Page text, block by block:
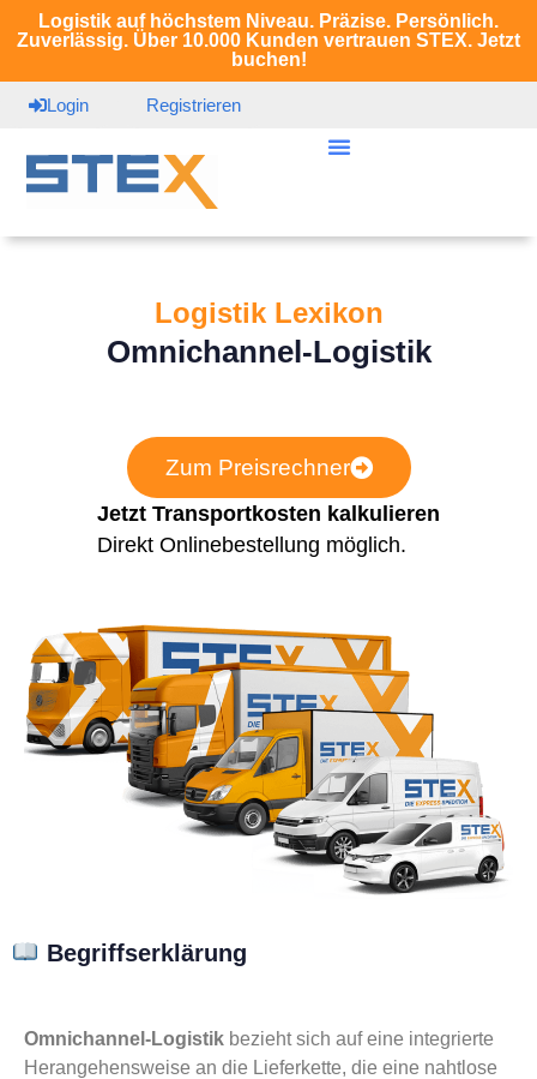
Logistik auf höchstem Niveau. Präzise. Persönlich.
Zuverlässig. Über 10.000 Kunden vertrauen STEX. Jetzt
buchen!
Login Registrieren
Logistik Lexikon
Omnichannel-Logistik
Zum Preisrechner
Jetzt Transportkosten kalkulieren
Direkt Onlinebestellung möglich.
Begriffserklärung
Omnichannel-Logistik bezieht sich auf eine integrierte
Herangehensweise an die Lieferkette, die eine nahtlose